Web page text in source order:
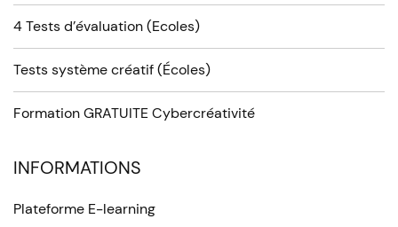
4 Tests d’évaluation (Ecoles)
Tests système créatif (Écoles)
Formation GRATUITE Cybercréativité
INFORMATIONS
Plateforme E-learning